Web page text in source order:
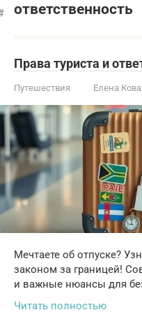
ответственность
Права туриста и
Путешествия Елена
Мечтаете об отпуске?
законом за границей!
и важные нюансы для
Читать полностью